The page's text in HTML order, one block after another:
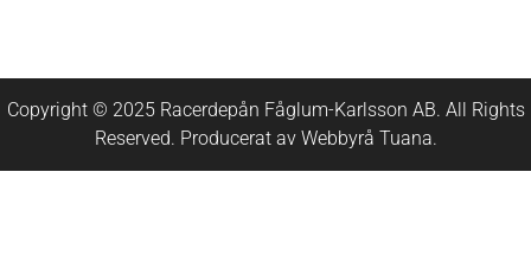
Copyright © 2025 Racerdepån Fåglum-Karlsson AB. All Rights
Reserved. Producerat av Webbyrå Tuana.​